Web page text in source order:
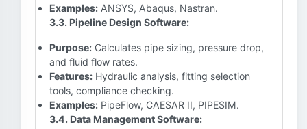
Examples: ANSYS, Abaqus, Nastran.
3.3. Pipeline Design Software:
Purpose: Calculates pipe sizing, pressure drop,
and fluid flow rates.
Features: Hydraulic analysis, fitting selection
tools, compliance checking.
Examples: PipeFlow, CAESAR II, PIPESIM.
3.4. Data Management Software: